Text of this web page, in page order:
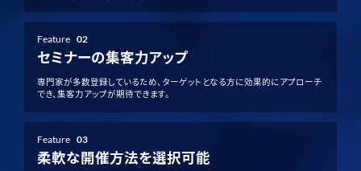
Feature 02
セミナーの集客力アップ
専門家が多数登録しているため、ターゲットとなる方に効果的にアプローチ
でき、集客力アップが期待できます。
Feature 03
柔軟な開催方法を選択可能